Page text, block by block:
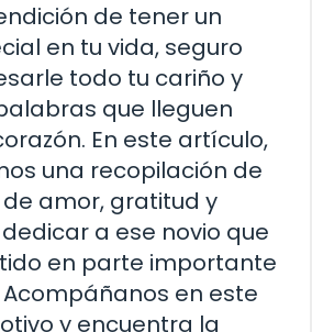
de tener un
en tu vida, seguro
todo tu cariño y
que lleguen
En este artículo,
una recopilación de
amor, gratitud y
a ese novio que
en parte importante
en este
y encuentra la